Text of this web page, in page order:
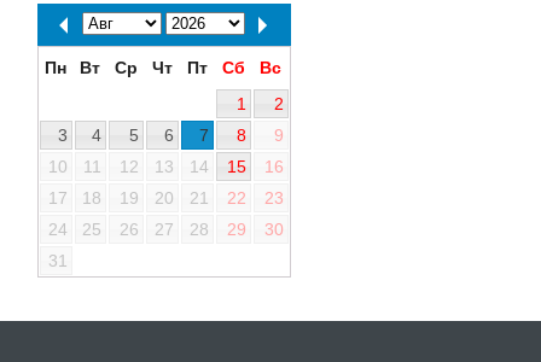
Пн Вт Ср Чт Пт Сб
Вс
1
2
3
4 5 6 7 8
9
10
11 12 13 14 15
16
17
18 19 20 21 22
23
24
25 26 27 28 29
30
31